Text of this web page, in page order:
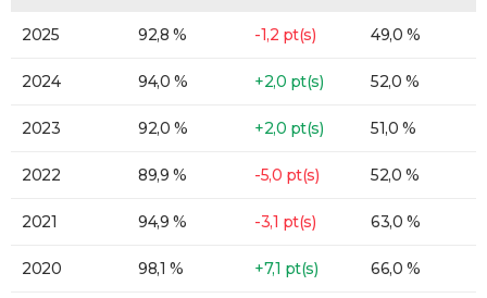
2025 92,8 % -1,2 pt(s) 49,0 %
2024 94,0 % +2,0 pt(s) 52,0 %
2023 92,0 % +2,0 pt(s) 51,0 %
2022 89,9 % -5,0 pt(s) 52,0 %
2021 94,9 % -3,1 pt(s) 63,0 %
2020 98,1 % +7,1 pt(s) 66,0 %